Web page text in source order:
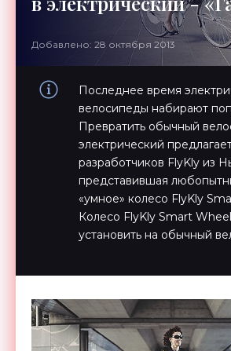
Добавлено: 28 октября 2013
Последнее время
велосипеды набирают
Превратить обычный
электрический
разработчиков FlyKly из
представившая
«умное» колесо FlyKly
Колесо FlyKly Smart
установить на обычный